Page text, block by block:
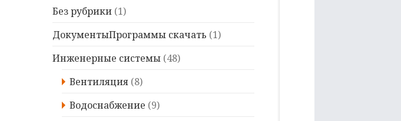
Без рубрики (1)
ДокументыПрограммы скачать (1)
Инженерные системы (48)
Вентиляция (8)
Водоснабжение (9)